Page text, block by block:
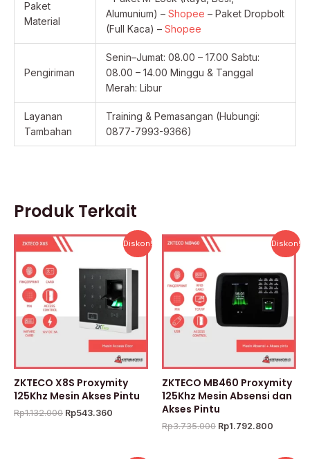
Paket
Material
Alumunium) – Shopee – Paket Dropbolt
(Full Kaca) – Shopee
Pengiriman
Senin–Jumat: 08.00 – 17.00 Sabtu:
08.00 – 14.00 Minggu & Tanggal
Merah: Libur
Layanan
Tambahan
Training & Pemasangan (Hubungi:
0877-7993-9366)
Produk Terkait
Diskon!
ZKTECO X8S Proxymity
125Khz Mesin Akses Pintu
Rp1.132.000
Harga
aslinya
Rp1.132.000.
Rp543.360
Harga
saat
adalah:
Rp543.360.
Diskon!
ZKTECO MB460 Proxymity
125Khz Mesin Absensi dan
Akses Pintu
Rp3.735.000
Harga
aslinya
Rp3.735.000.
Rp1.792.800
Harga
saat
adalah: